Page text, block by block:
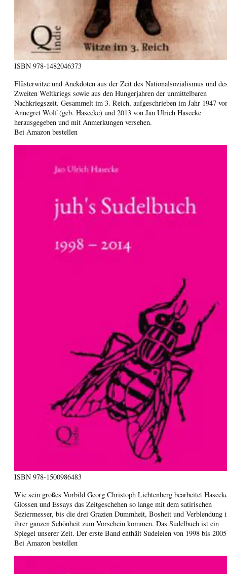
ISBN 978-1482046373
Flüsterwitze und Anekdoten aus der Zeit des Nationalsozialismus und
Zweiten Weltkriegs sowie aus den Hungerjahren der unmittelbaren
Nachkriegszeit. Gesammelt im 3. Reich, aufgeschrieben im Jahr 1947
Annegret Wolf (geb. Hasecke) und 2013 von Jan Ulrich Hasecke
herausgegeben und mit Anmerkungen versehen.
Bei Amazon bestellen
ISBN 978-1500986483
Wie sein großes Vorbild Georg Christoph Lichtenberg bearbeitet
Glossen und Essays das Zeitgeschehen so lange mit dem satirischen
Seziermesser, bis die drei Grazien Dummheit, Bosheit und Verblendung
ihrer ganzen Schönheit zum Vorschein kommen. Das Sudelbuch ist ein
Spiegel unserer Zeit. Der erste Band enthält Sudeleien von 1998 bis 2005
Bei Amazon bestellen